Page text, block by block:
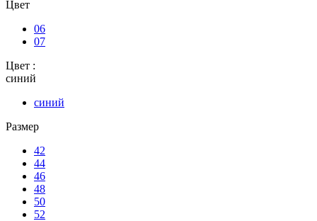
Цвет
06
07
Цвет :
синий
синий
Размер
42
44
46
48
50
52